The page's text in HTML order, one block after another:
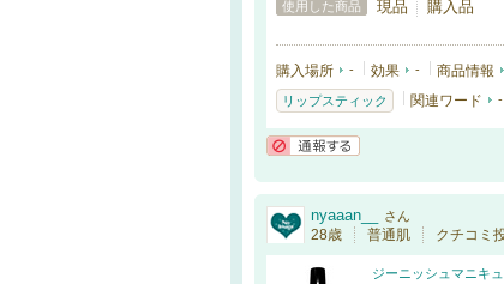
使用した商品 現品 購入品
購入場所 - 効果 - 商品情報
リップスティック 関連ワード -
nyaaan__ さん
28歳 普通肌 クチコミ
ジーニッシュマニキ